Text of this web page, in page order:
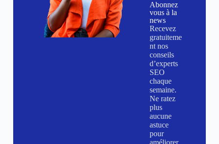
Abonnez
vous à la
news
Recevez
gratuiteme
nt nos
conseils
d’experts
SEO
chaque
semaine.
Ne ratez
plus
aucune
astuce
pour